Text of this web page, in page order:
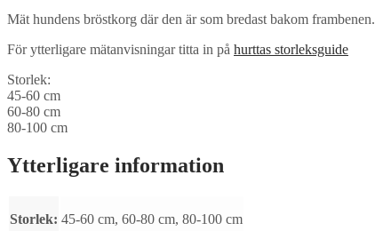
Mät hundens bröstkorg där den är som bredast bakom frambenen.
För ytterligare mätanvisningar titta in på hurttas storleksguide
Storlek:
45-60 cm
60-80 cm
80-100 cm
Ytterligare information
Storlek: 45-60 cm, 60-80 cm, 80-100 cm